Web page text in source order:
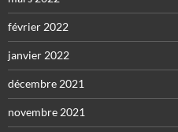
février 2022
janvier 2022
décembre 2021
novembre 2021